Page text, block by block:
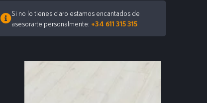
Si no lo tienes claro estamos encantados de
asesorarte personalmente: +34 611 315 315